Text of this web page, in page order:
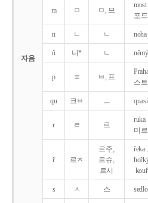
자음
m ㅁ ㅁ, 므
포
n ㄴ ㄴ
ň 니* ㄴ
p ㅍ ㅂ, 프
스
qu 크ㅂ ㅡ
r ㄹ 르
ruka
미르
ř 르ㅈ
르주,
르슈,
르시
řeka
s ㅅ 스